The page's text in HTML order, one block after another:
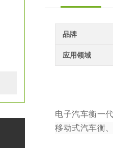
品牌
应用领域
电子汽车衡一
移动式汽车衡